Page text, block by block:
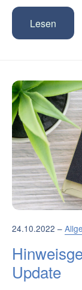
Lesen
24.10.2022 –
Update